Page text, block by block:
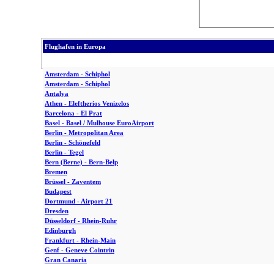
Flughafen in Europa
Amsterdam - Schiphol
Amsterdam - Schiphol
Antalya
Athen - Eleftherios Venizelos
Barcelona - El Prat
Basel - Basel / Mulhouse EuroAirport
Berlin - Metropolitan Area
Berlin - Schönefeld
Berlin - Tegel
Bern (Berne) - Bern-Belp
Bremen
Brüssel - Zaventem
Budapest
Dortmund - Airport 21
Dresden
Düsseldorf - Rhein-Ruhr
Edinburgh
Frankfurt - Rhein-Main
Genf - Geneve Cointrin
Gran Canaria